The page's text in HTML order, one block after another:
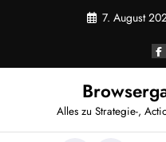
7. August
Alles zu Strategie-,